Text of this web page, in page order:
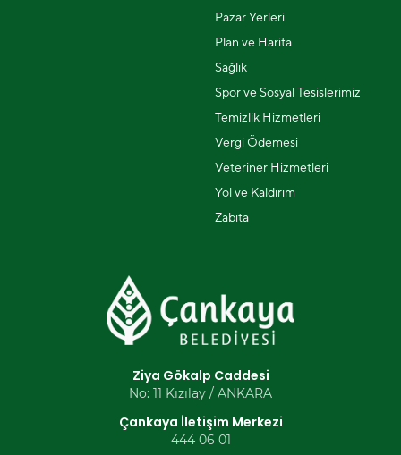
Pazar Yerleri
Plan ve Harita
Sağlık
Spor ve Sosyal Tesislerimiz
Temizlik Hizmetleri
Vergi Ödemesi
Veteriner Hizmetleri
Yol ve Kaldırım
Zabıta
Ziya Gökalp Caddesi
No: 11 Kızılay / ANKARA
Çankaya İletişim Merkezi
444 06 01